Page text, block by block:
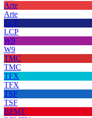
Arte
Arte
LCP
LCP
W9
W9
TMC
TMC
TFX
TFX
TSF
TSF
BFMT